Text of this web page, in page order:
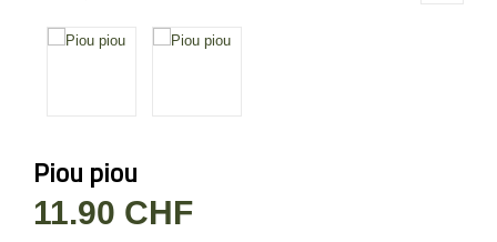
Piou piou
11.90 CHF